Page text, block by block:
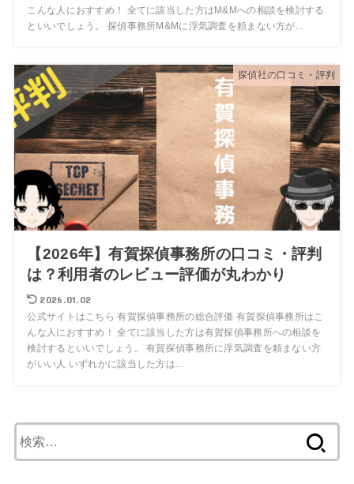
こんな人におすすめ！ 全てに該当した方はM&Mへの相談を検討する
といいでしょう。 探偵事務所M&Mに浮気調査を頼まない方が...
探偵社の口コミ・評判
【2026年】有賀探偵事務所の口コミ・評判
は？利用者のレビュー評価が丸わかり
2026.01.02
公式サイトはこちら 有賀探偵事務所の総合評価 有賀探偵事務所はこ
んな人におすすめ！ 全てに該当した方は有賀探偵事務所への相談を
検討するといいでしょう。 有賀探偵事務所に浮気調査を頼まない方
がいい人 いずれかに該当した方は...
索: